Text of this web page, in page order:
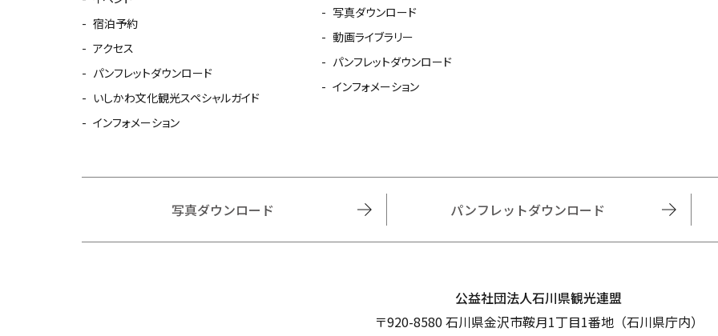
宿泊予約
アクセス
パンフレットダウンロード
いしかわ文化観光スペシャルガイド
インフォメーション
写真ダウンロード
動画ライブラリー
パンフレットダウンロード
インフォメーション
写真ダウンロード パンフレットダウンロード
公益社団法人石川県観光連盟
〒920-8580 石川県金沢市鞍月1丁目1番地（石川県庁内）